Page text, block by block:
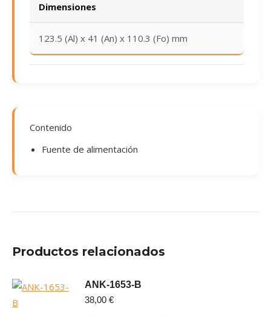
Dimensiones
123.5 (Al) x 41 (An) x 110.3 (Fo) mm
Contenido
Fuente de alimentación
Productos relacionados
ANK-1653-B
38,00 €